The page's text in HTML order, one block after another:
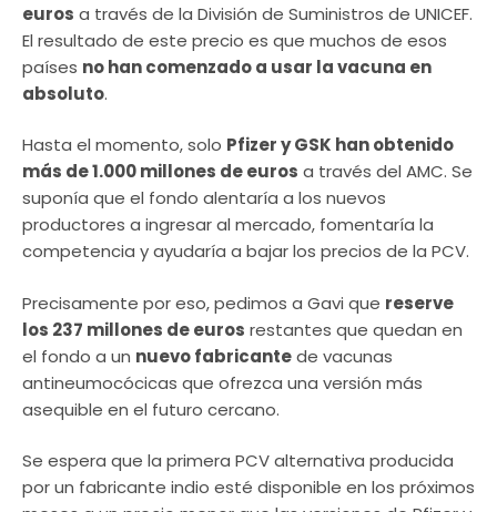
euros a través de la División de Suministros de UNICEF.
El resultado de este precio es que muchos de esos
países no han comenzado a usar la vacuna en
absoluto.
Hasta el momento, solo Pfizer y GSK han obtenido
más de 1.000 millones de euros a través del AMC. Se
suponía que el fondo alentaría a los nuevos
productores a ingresar al mercado, fomentaría la
competencia y ayudaría a bajar los precios de la PCV.
Precisamente por eso, pedimos a Gavi que reserve
los 237 millones de euros restantes que quedan en
el fondo a un nuevo fabricantede vacunas
antineumocócicas que ofrezca una versión más
asequible en el futuro cercano.
Se espera que la primera PCV alternativa producida
por un fabricante indio esté disponible en los próximos